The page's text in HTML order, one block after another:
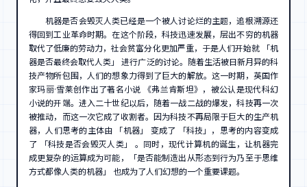
机器是否会毁灭人类已经是一个被人讨论烂的主题，追根溯源还
得回到工业革命时期。在这个阶段，科技迅速发展，层出不穷的机器
取代了低廉的劳动力，社会贫富分化更加严重，于是人们开始就 「机
器是否最终会取代人类」 进行广泛的讨论。随着生活被日新月异的科
技产物所包围，人们的想象力得到了巨大的解放。这一时期，英国作
家玛丽·雪莱创作出了著名小说 《弗兰肯斯坦》，被公认是现代科幻
小说的开端。进入二十世纪以后，随着一战二战的爆发，科技再一次
被推动，而这一次它成了收割者。因为科技不再局限于巨大的生产机
器，人们思考的主体由 「机器」 变成了 「科技」，思考的内容变成
了 「科技是否会毁灭人类」 。同时，现代计算机的诞生，让机器完
成更复杂的运算成为可能，「是否能制造出从形态到行为乃至于思维
方式都像人类的机器」 也成为了人们幻想的一个重要课题。